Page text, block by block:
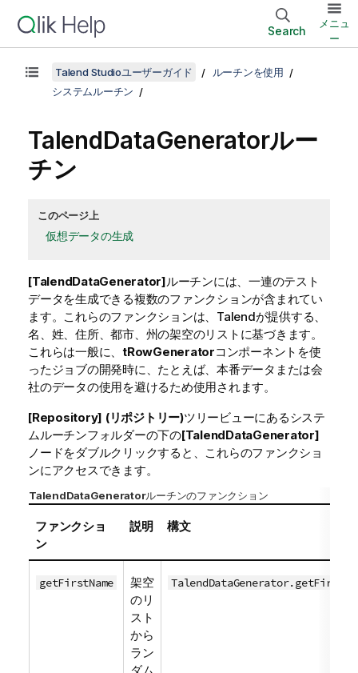
Search
メニュ
ー
Talend Studioユーザーガイド
ルーチンを使用
システムルーチン
TalendDataGeneratorルー
チン
このページ上
仮想データの生成
[TalendDataGenerator]ルーチンには、一連のテスト
データを生成できる複数のファンクションが含まれてい
ます。これらのファンクションは、 Talendが提供する、
名、姓、住所、都市、州の架空のリストに基づきます。
これらは一般に、 tRowGeneratorコンポーネントを使
ったジョブの開発時に、たとえば、本番データまたは会
社のデータの使用を避けるため使用されます。
[Repository] (リポジトリー)ツリービューにあるシステ
ムルーチンフォルダーの下の[TalendDataGenerator]
ノードをダブルクリックすると、これらのファンクショ
ンにアクセスできます。
TalendDataGeneratorルーチンのファンクション
ファンクショ
ン
説明 構文
getFirstName
架空
のリ
スト
から
ラン